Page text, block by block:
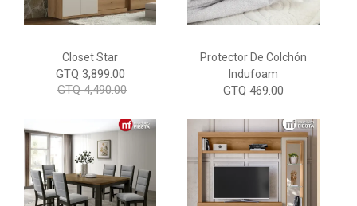
Closet Star
GTQ 3,899.00
GTQ 4,490.00
Protector De Colchón
Indufoam
GTQ 469.00